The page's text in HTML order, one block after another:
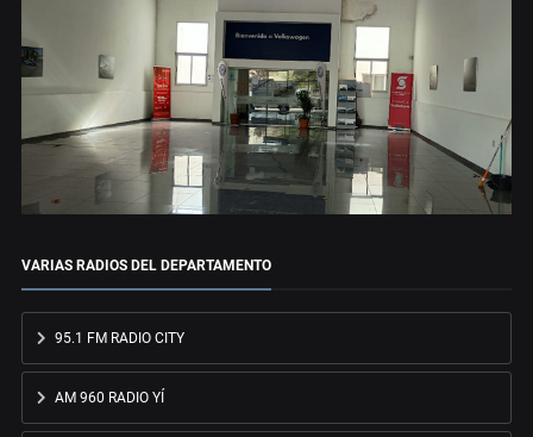
VARIAS RADIOS DEL DEPARTAMENTO
95.1 FM RADIO CITY
AM 960 RADIO YÍ